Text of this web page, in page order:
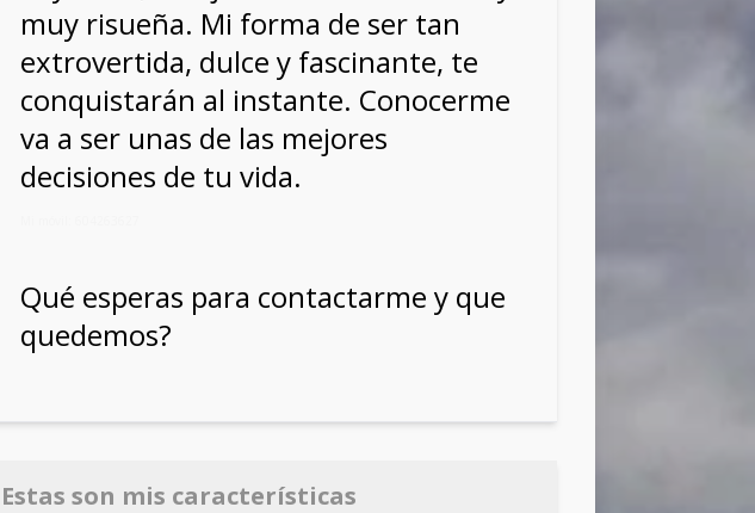
muy risueña. Mi forma de ser tan
extrovertida, dulce y fascinante, te
conquistarán al instante. Conocerme
va a ser unas de las mejores
decisiones de tu vida.
Qué esperas para contactarme y que
quedemos?
Estas son mis características